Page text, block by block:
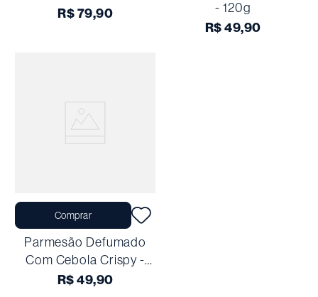
R$79,90
- 120g
R$49,90
Comprar
Parmesão Defumado
Com Cebola Crispy -
100g
R$49,90